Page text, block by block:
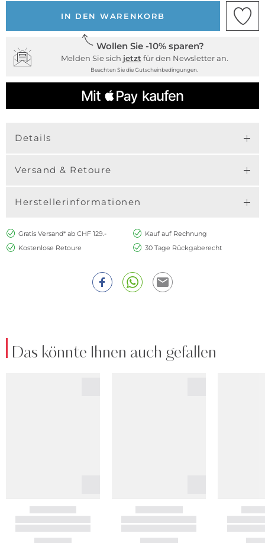
IN DEN WARENKORB
Wollen Sie -10% sparen?
Melden Sie sich jetzt für den Newsletter an.
Beachten Sie die Gutscheinbedingungen.
Details
Versand & Retoure
Herstellerinformationen
Gratis Versand* ab CHF 129.-
Kauf auf Rechnung
Kostenlose Retoure
30 Tage Rückgaberecht
Das könnte Ihnen auch gefallen